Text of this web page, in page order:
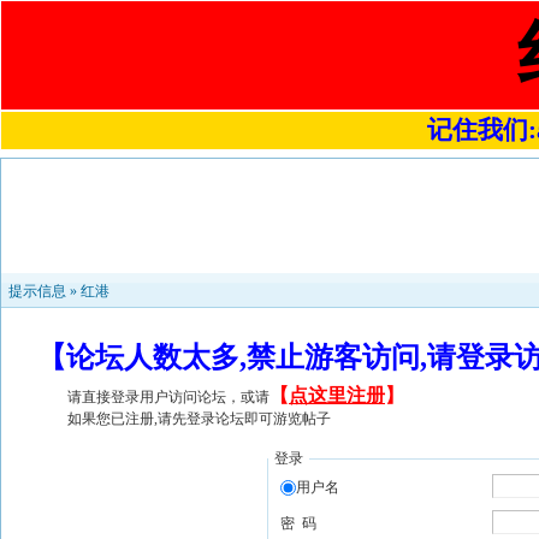
记住我们
提示信息 » 红港
【论坛人数太多,禁止游客访问,请登
请直接登录用户访问论坛，或请 【 点这里注册】
如果您已注册,请先登录论坛即可游览帖子
登录
用户名
密 码